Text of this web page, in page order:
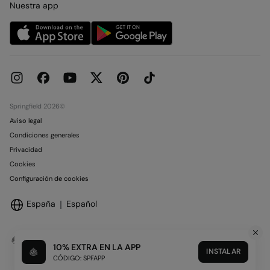
Condiciones legales de la tarjeta regalo online
Concursos y Sorteos
Trabaja con nosotros
Be a Creator
Tiendas
Nuestra app
Springfield 2026©
Aviso legal
Condiciones generales
Privacidad
Cookies
Configuración de cookies
España Español
10% EXTRA EN LA APP
CÓDIGO: SPFAPP
INSTALAR